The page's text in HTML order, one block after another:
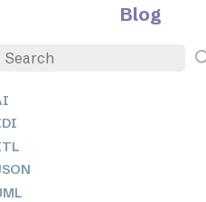
Blog